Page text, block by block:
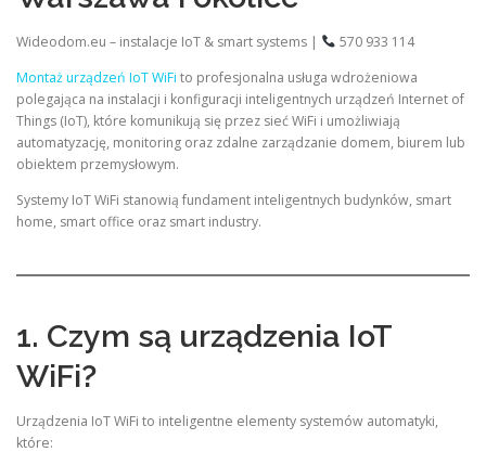
Wideodom.eu – instalacje IoT & smart systems |
570 933 114
Montaż urządzeń IoT WiFi to profesjonalna usługa wdrożeniowa
polegająca na instalacji i konfiguracji inteligentnych urządzeń Internet of
Things (IoT), które komunikują się przez sieć WiFi i umożliwiają
automatyzację, monitoring oraz zdalne zarządzanie domem, biurem lub
obiektem przemysłowym.
Systemy IoT WiFi stanowią fundament inteligentnych budynków, smart
home, smart office oraz smart industry.
1. Czym są urządzenia IoT
WiFi?
Urządzenia IoT WiFi to inteligentne elementy systemów automatyki,
które: